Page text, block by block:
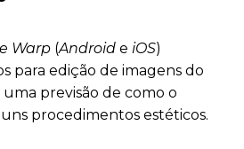
Warp (Android e iOS)
para edição de imagens do
previsão de como o
procedimentos estéticos.